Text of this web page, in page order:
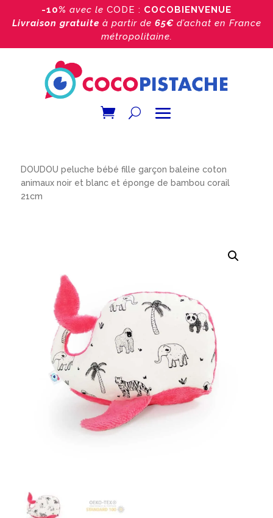
-10% avec le CODE : COCOBIENVENUE
Livraison gratuite à partir de 65€ d’achat en France
métropolitaine.
DOUDOU peluche bébé fille garçon baleine coton
animaux noir et blanc et éponge de bambou corail
21cm